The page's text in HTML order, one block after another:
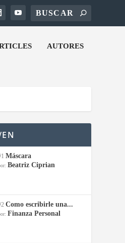
AUTORES
Máscara
Beatriz Ciprian
Como escribirle una...
Finanza Personal